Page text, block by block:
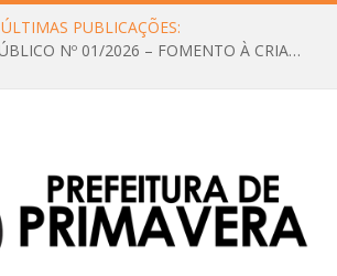
ÚLTIMAS PUBLICAÇÕES:
CHAMAMENTO PÚBLICO Nº 01/2026 – FOMENTO À CRIAÇÃO E A CIRCULAÇÃO DE PRODUÇÕES CULTURAIS – Aldir Blanc